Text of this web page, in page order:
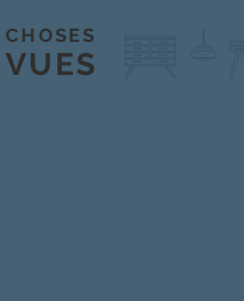
CHOSES
VUES